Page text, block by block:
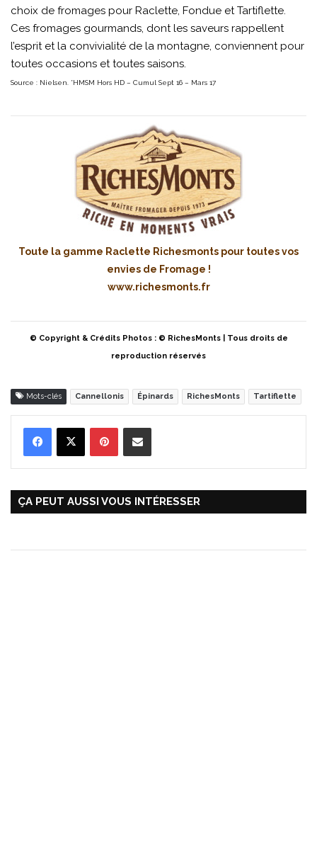
choix de fromages pour Raclette, Fondue et Tartiflette.
Ces fromages gourmands, dont les saveurs rappellent
l’esprit et la convivialité de la montagne, conviennent pour
toutes occasions et toutes saisons.
Source : Nielsen. *HMSM Hors HD – Cumul Sept 16 – Mars 17
Toute la gamme Raclette Richesmonts pour toutes vos
envies de Fromage !
www.richesmonts.fr
© Copyright & Crédits Photos : © RichesMonts | Tous droits de
reproduction réservés
Mots-clés Cannellonis Épinards RichesMonts Tartiflette
ÇA PEUT AUSSI VOUS INTÉRESSER